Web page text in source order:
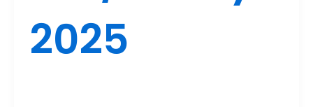
2025